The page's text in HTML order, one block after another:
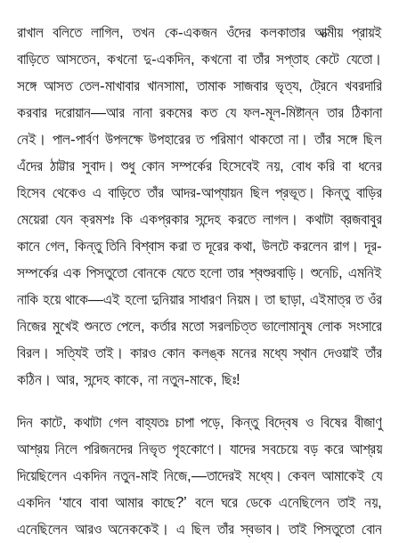
রাখাল বলিতে লাগিল, তখন কে-একজন ওঁদের কলকাতার আত্মীয় প্রায়ই
বাড়িতে আসতেন, কখনো দু-একদিন, কখনো বা তাঁর সপ্তাহ কেটে যেতো।
সঙ্গে আসত তেল-মাখাবার খানসামা, তামাক সাজবার ভৃত্য, ট্রেনে খবরদারি
করবার দরোয়ান—আর নানা রকমের কত যে ফল-মূল-মিষ্টান্ন তার ঠিকানা
নেই। পাল-পার্বণ উপলক্ষে উপহারের ত পরিমাণ থাকতো না। তাঁর সঙ্গে ছিল
এঁদের ঠাট্টার সুবাদ। শুধু কোন সম্পর্কের হিসেবেই নয়, বোধ করি বা ধনের
হিসেব থেকেও এ বাড়িতে তাঁর আদর-আপ্যায়ন ছিল প্রভূত। কিন্তু বাড়ির
মেয়েরা যেন ক্রমশঃ কি একপ্রকার সন্দেহ করতে লাগল। কথাটা ব্রজবাবুর
কানে গেল, কিন্তু তিনি বিশ্বাস করা ত দূরের কথা, উলটে করলেন রাগ। দূর-
সম্পর্কের এক পিসতুতো বোনকে যেতে হলো তার শ্বশুরবাড়ি। শুনেচি, এমনিই
নাকি হয়ে থাকে—এই হলো দুনিয়ার সাধারণ নিয়ম। তা ছাড়া, এইমাত্র ত ওঁর
নিজের মুখেই শুনতে পেলে, কর্তার মতো সরলচিত্ত ভালোমানুষ লোক সংসারে
বিরল। সত্যিই তাই। কারও কোন কলঙ্ক মনের মধ্যে স্থান দেওয়াই তাঁর
কঠিন। আর, সন্দেহ কাকে, না নতুন-মাকে, ছিঃ!
দিন কাটে, কথাটা গেল বাহ্যতঃ চাপা পড়ে, কিন্তু বিদ্বেষ ও বিষের বীজাণু
আশ্রয় নিলে পরিজনদের নিভৃত গৃহকোণে। যাদের সবচেয়ে বড় করে আশ্রয়
দিয়েছিলেন একদিন নতুন-মাই নিজে,—তাদেরই মধ্যে। কেবল আমাকেই যে
একদিন ‘যাবে বাবা আমার কাছে?’ বলে ঘরে ডেকে এনেছিলেন তাই নয়,
এনেছিলেন আরও অনেককেই। এ ছিল তাঁর স্বভাব। তাই পিসতুতো বোন